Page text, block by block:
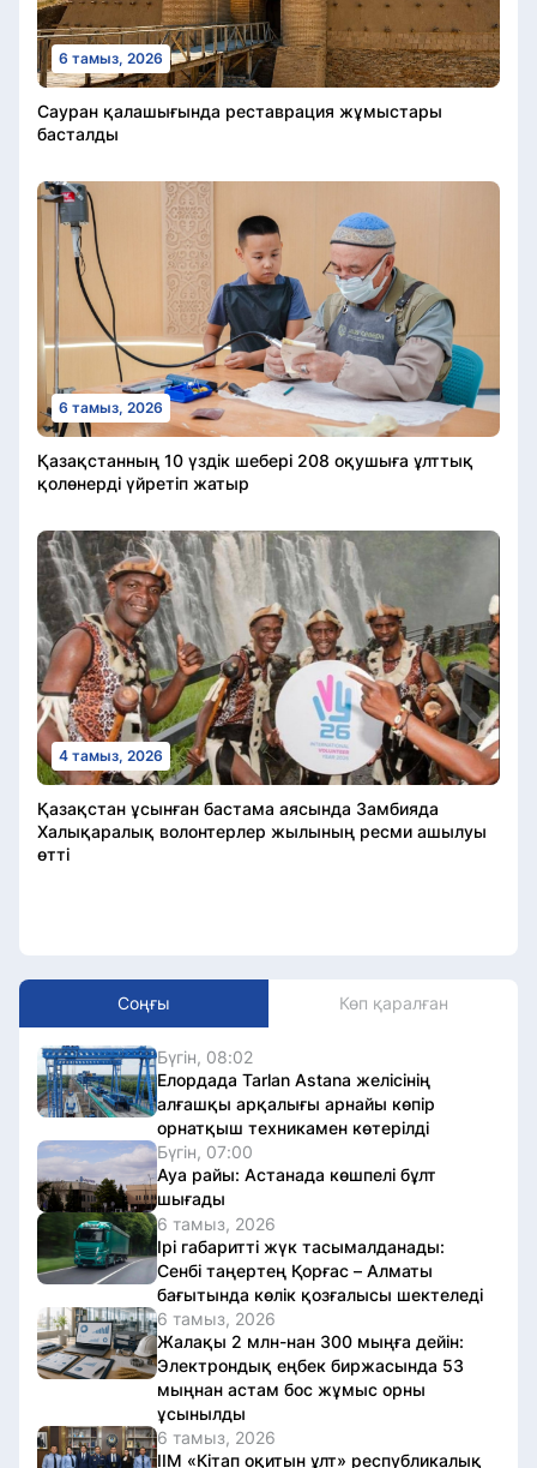
6 тамыз, 2026
Сауран қалашығында реставрация жұмыстары
басталды
6 тамыз, 2026
Қазақстанның 10 үздік шебері 208 оқушыға ұлттық
қолөнерді үйретіп жатыр
4 тамыз, 2026
Қазақстан ұсынған бастама аясында Замбияда
Халықаралық волонтерлер жылының ресми ашылуы
өтті
Соңғы Көп қаралған
Бүгін, 08:02
Елордада Tarlan Astana желісінің
алғашқы арқалығы арнайы көпір
орнатқыш техникамен көтерілді
Бүгін, 07:00
Ауа райы: Астанада көшпелі бұлт
шығады
6 тамыз, 2026
Ірі габаритті жүк тасымалданады:
Сенбі таңертең Қорғас – Алматы
бағытында көлік қозғалысы шектеледі
6 тамыз, 2026
Жалақы 2 млн-нан 300 мыңға дейін:
Электрондық еңбек биржасында 53
мыңнан астам бос жұмыс орны
ұсынылды
6 тамыз, 2026
ІІМ «Кітап оқитын ұлт» республикалық